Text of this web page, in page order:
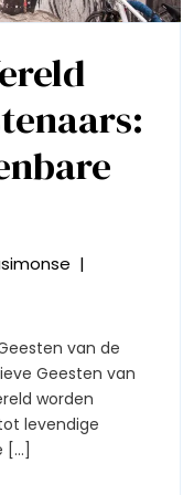
De
Kunst
in
de
|
Geesten van
worden
levendige